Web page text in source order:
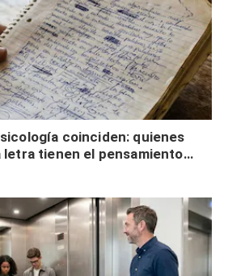
coinciden: quienes
letra tienen el pensamiento
por desinterés